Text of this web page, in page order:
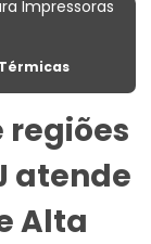
regiões
atende
Alta